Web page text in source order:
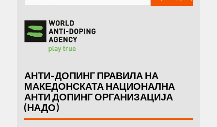
АНТИ-ДОПИНГ ПРАВИЛА НА
МАКЕДОНСКАТА НАЦИОНАЛНА
АНТИ ДОПИНГ ОРГАНИЗАЦИЈА
(НАДО)